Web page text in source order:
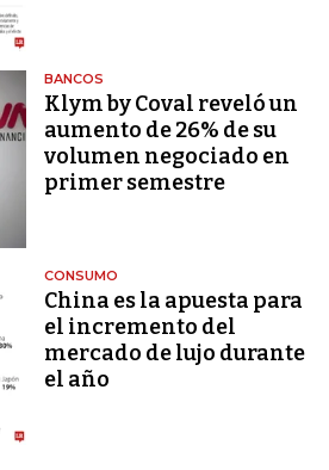
BANCOS
Klym by Coval reveló un
aumento de 26% de su
volumen negociado en
primer semestre
CONSUMO
China es la apuesta para
el incremento del
mercado de lujo durante
el año